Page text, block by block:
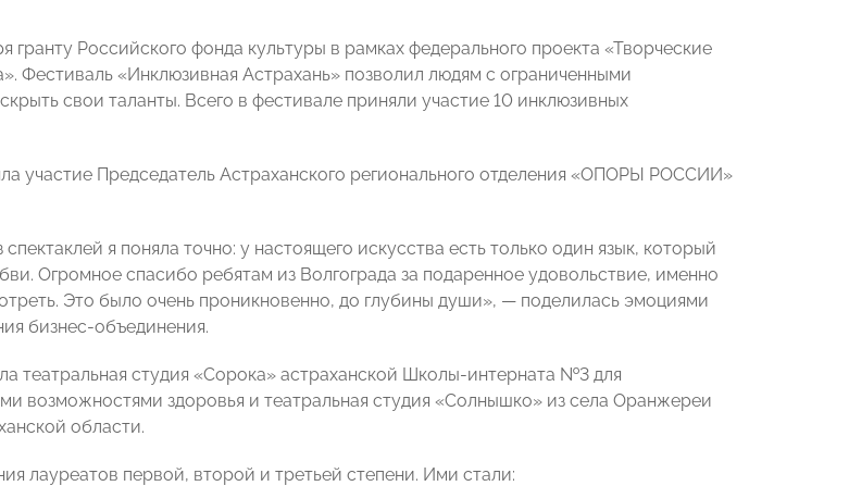
гранту Российского фонда культуры в рамках федерального проекта «Творческие
Фестиваль «Инклюзивная Астрахань» позволил людям с ограниченными
свои таланты. Всего в фестивале приняли участие 10 инклюзивных
участие Председатель Астраханского регионального отделения «ОПОРЫ РОССИИ»
я поняла точно: у настоящего искусства есть только один язык, который
Огромное спасибо ребятам из Волгограда за подаренное удовольствие, именно
Это было очень проникновенно, до глубины души», — поделилась эмоциями
бизнес-объединения.
театральная студия «Сорока» астраханской Школы-интерната №3 для
возможностями здоровья и театральная студия «Солнышко» из села Оранжереи
области.
лауреатов первой, второй и третьей степени. Ими стали: